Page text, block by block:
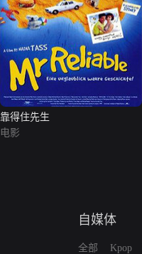
靠得住先生
电影
自媒体
全部
Kpop